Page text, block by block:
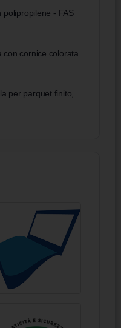
polipropilene - FAS
con cornice colorata
per parquet finito,